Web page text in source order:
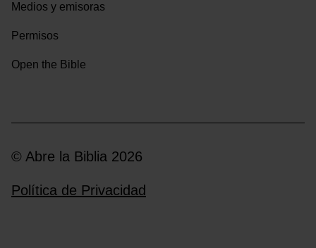
Medios y emisoras
Permisos
Open the Bible
© Abre la Biblia 2026
Política de Privacidad